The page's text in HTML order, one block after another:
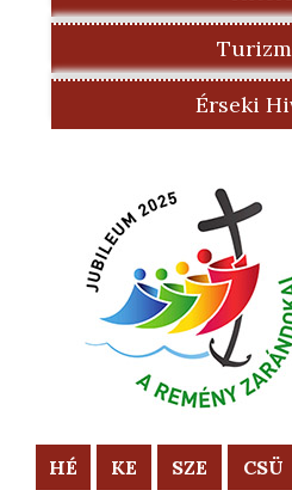
Érseki
HÉ KE SZE CSÜ